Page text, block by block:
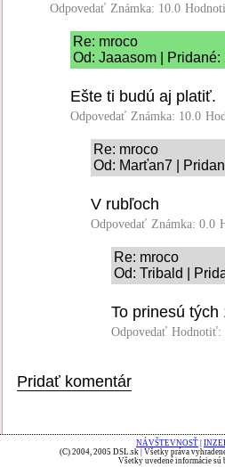
Odpovedať Známka: 10.0
Re: mroco
Od: Jaaasom |
Ešte ti budú aj platiť.
Odpovedať Známka: 10.0
Re: mroco
Od: Marťan7 |
V rubľoch
Odpovedať Známka: 0.0
Re: mroco
Od: Tribald |
To prinesú
Odpovedať Hodnotiť:
Pridať komentár
NÁVŠTEVNOSŤ
(C) 2004, 2005 DSL.sk | Všetky práva
Všetky uvedené informácie sú